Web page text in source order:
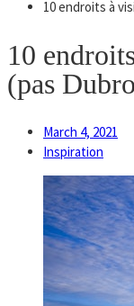
10 endroits à
10
(pas
March 4, 2021
Inspiration